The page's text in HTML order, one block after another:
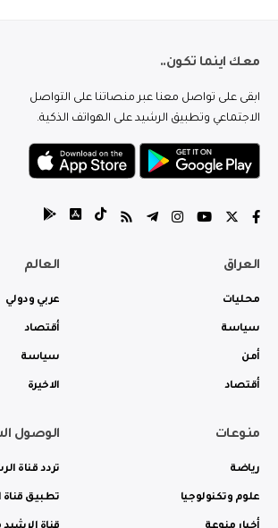
معك اينما تكون..
ابقى على تواصل معنا عبر منصاتنا على التواصل
الاجتماعي وتطبيق الرشيد على الهواتف الذكية.
العراق
محليات
سياسة
أمن
أقتصاد
العالم
عربي ودولي
أقتصاد
سياسة
الاخيرة
منوعات
رياضة
علوم وتكنولوجيا
الوصول
تردد قناة
تطبيق قناة